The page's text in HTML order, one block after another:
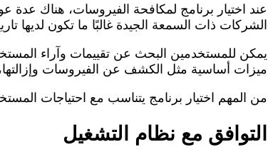
عند اختيار برنامج لمكافحة الفيروسات، هناك
الشركات ذات السمعة الجيدة غالبًا ما تكون لديها
يمكن للمستخدمين البحث عن تقييمات وآراء
ميزات أساسية مثل الكشف عن الفيروسات
من المهم اختيار برنامج يتناسب مع احتياجات
التوافق مع نظام التشغيل